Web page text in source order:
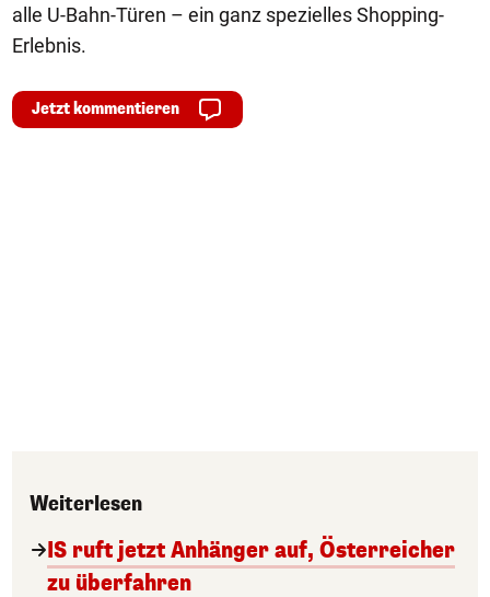
alle U-Bahn-Türen – ein ganz spezielles Shopping-
Erlebnis.
Jetzt kommentieren
Weiterlesen
IS ruft jetzt Anhänger auf, Österreicher
zu überfahren